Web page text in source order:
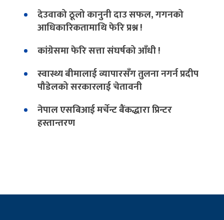
देउवाको ठूलो कानुनी दाउ सफल, गगनको
आधिकारिकतामाथि फेरि प्रश्न !
कांग्रेसमा फेरि सत्ता संघर्षको आँधी !
स्वास्थ्य बीमालाई व्यापारसँग तुलना नगर्न प्रदीप
पौडेलको सरकारलाई चेतावनी
नेपाल एसबिआई मर्चेन्ट बैंकद्धारा प्रिन्टर
हस्तान्तरण